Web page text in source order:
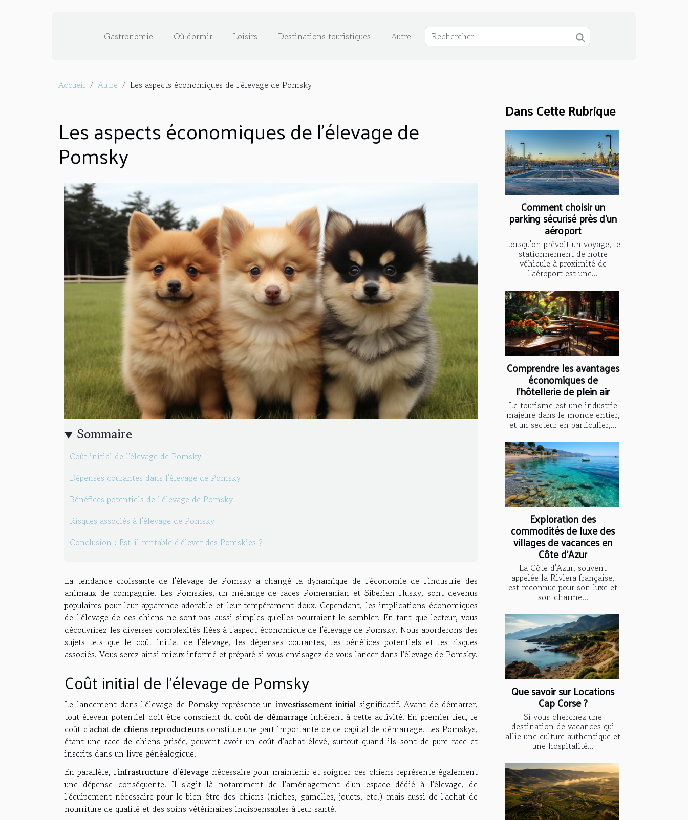
Gastronomie Où dormir Loisirs Destinations touristiques Autre
Accueil Autre Les aspects économiques de l'élevage de Pomsky
Les aspects économiques de l'élevage de
Pomsky
Sommaire
Coût initial de l'élevage de Pomsky
Dépenses courantes dans l'élevage de Pomsky
Bénéfices potentiels de l'élevage de Pomsky
Risques associés à l'élevage de Pomsky
Conclusion : Est-il rentable d'élever des Pomskies ?
La tendance croissante de l'élevage de Pomsky a changé la dynamique de l'économie de l'industrie des
animaux de compagnie. Les Pomskies, un mélange de races Pomeranian et Siberian Husky, sont devenus
populaires pour leur apparence adorable et leur tempérament doux. Cependant, les implications économiques
de l'élevage de ces chiens ne sont pas aussi simples qu'elles pourraient le sembler. En tant que lecteur, vous
découvrirez les diverses complexités liées à l'aspect économique de l'élevage de Pomsky. Nous aborderons des
sujets tels que le coût initial de l'élevage, les dépenses courantes, les bénéfices potentiels et les risques
associés. Vous serez ainsi mieux informé et préparé si vous envisagez de vous lancer dans l'élevage de Pomsky.
Coût initial de l'élevage de Pomsky
Le lancement dans l'élevage de Pomsky représente uninvestissement initialsignificatif. Avant de démarrer,
tout éleveur potentiel doit être conscient du coût de démarrage inhérent à cette activité. En premier lieu, le
coût d'achat de chiens reproducteurs constitue une part importante de ce capital de démarrage. Les Pomskys,
étant une race de chiens prisée, peuvent avoir un coût d'achat élevé, surtout quand ils sont de pure race et
inscrits dans un livre généalogique.
En parallèle, l'infrastructure d'élevage nécessaire pour maintenir et soigner ces chiens représente également
une dépense conséquente. Il s'agit là notamment de l'aménagement d'un espace dédié à l'élevage, de
l'équipement nécessaire pour le bien-être des chiens (niches, gamelles, jouets, etc.) mais aussi de l'achat de
nourriture de qualité et des soins vétérinaires indispensables à leur santé.
Dans Cette Rubrique
Comment choisir un
parking sécurisé près d'un
aéroport
Lorsqu'on prévoit un voyage, le
stationnement de notre
véhicule à proximité de
l'aéroport est une...
Comprendre les avantages
économiques de
l'hôtellerie de plein air
Le tourisme est une industrie
majeure dans le monde entier,
et un secteur en particulier,...
Exploration des
commodités de luxe des
villages de vacances en
Côte d'Azur
La Côte d'Azur, souvent
appelée la Riviera française,
est reconnue pour son luxe et
son charme...
Que savoir sur Locations
Cap Corse ?
Si vous cherchez une
destination de vacances qui
allie une culture authentique et
une hospitalité...